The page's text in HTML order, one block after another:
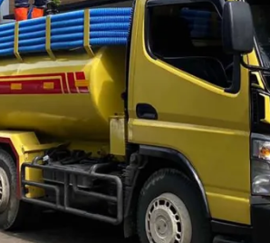
lewatkan untuk merawat saluran
karena retak. Untuk itu, sudah ada
ini bisa digunakan untuk hunian
yang terletak di Provinsi Banten dan
seperti Ciputat, Ciputat Timur,